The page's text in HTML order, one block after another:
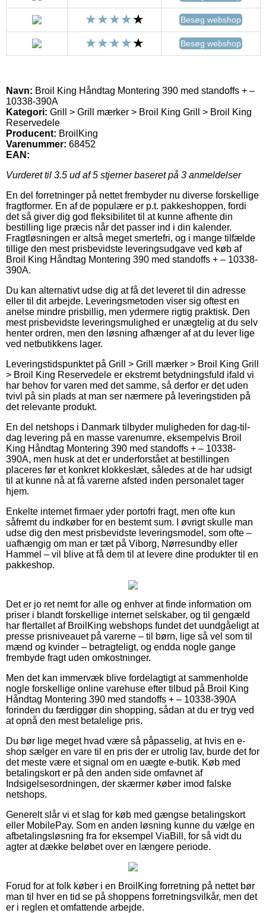
Besøg webshop
Besøg webshop
Navn: Broil King Håndtag Montering 390 med standoffs + –
10338-390A
Kategori: Grill > Grill mærker > Broil King Grill > Broil King
Reservedele
Producent: BroilKing
Varenummer: 68452
EAN:
Vurderet til 3.5 ud af 5 stjerner baseret på 3 anmeldelser
En del forretninger på nettet frembyder nu diverse forskellige
fragtformer. En af de populære er p.t. pakkeshoppen, fordi
det så giver dig god fleksibilitet til at kunne afhente din
bestilling lige præcis når det passer ind i din kalender.
Fragtløsningen er altså meget smertefri, og i mange tilfælde
tillige den mest prisbevidste leveringsudgave ved køb af
Broil King Håndtag Montering 390 med standoffs + – 10338-
390A.
Du kan alternativt udse dig at få det leveret til din adresse
eller til dit arbejde. Leveringsmetoden viser sig oftest en
anelse mindre prisbillig, men ydermere rigtig praktisk. Den
mest prisbevidste leveringsmulighed er unægtelig at du selv
henter ordren, men den løsning afhænger af at du lever lige
ved netbutikkens lager.
Leveringstidspunktet på Grill > Grill mærker > Broil King Grill
> Broil King Reservedele er ekstremt betydningsfuld ifald vi
har behov for varen med det samme, så derfor er det uden
tvivl på sin plads at man ser nærmere på leveringstiden på
det relevante produkt.
En del netshops i Danmark tilbyder muligheden for dag-til-
dag levering på en masse varenumre, eksempelvis Broil
King Håndtag Montering 390 med standoffs + – 10338-
390A, men husk at det er underforstået at bestillingen
placeres før et konkret klokkeslæt, således at de har udsigt
til at kunne nå at få varerne afsted inden personalet tager
hjem.
Enkelte internet firmaer yder portofri fragt, men ofte kun
såfremt du indkøber for en bestemt sum. I øvrigt skulle man
udse dig den mest prisbevidste leveringsmodel, som ofte –
uafhængig om man er tæt på Viborg, Nørresundby eller
Hammel – vil blive at få dem til at levere dine produkter til en
pakkeshop.
Det er jo ret nemt for alle og enhver at finde information om
priser i blandt forskellige internet selskaber, og til gengæld
har flertallet af BroilKing webshops fundet det uundgåeligt at
presse prisniveauet på varerne – til børn, lige så vel som til
mænd og kvinder – betragteligt, og endda nogle gange
frembyde fragt uden omkostninger.
Men det kan immervæk blive fordelagtigt at sammenholde
nogle forskellige online varehuse efter tilbud på Broil King
Håndtag Montering 390 med standoffs + – 10338-390A
forinden du færdiggør din shopping, sådan at du er tryg ved
at opnå den mest betalelige pris.
Du bør lige meget hvad være så påpasselig, at hvis en e-
shop sælger en vare til en pris der er utrolig lav, burde det for
det meste være et signal om en uægte e-butik. Køb med
betalingskort er på den anden side omfavnet af
Indsigelsesordningen, der skærmer køber imod falske
netshops.
Generelt slår vi et slag for køb med gængse betalingskort
eller MobilePay. Som en anden løsning kunne du vælge en
afbetalingsløsning fra for eksempel ViaBill, for så vidt du
agter at dække beløbet over en længere periode.
Forud for at folk køber i en BroilKing forretning på nettet bør
man til hver en tid se på shoppens forretningsvilkår, men det
er i reglen et omfattende arbejde.